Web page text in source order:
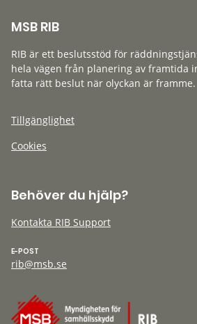
MSB RIB
RIB är ett beslutsstöd för
hela vägen från planering av framtida
fatta rätt beslut när olyckan är framme.
Tillgänglighet
Cookies
Behöver du hjälp?
Kontakta RIB Support
E-POST
rib@msb.se